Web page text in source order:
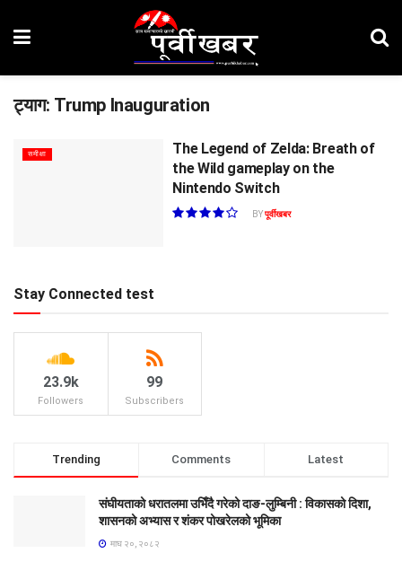
ट्याग: Trump Inauguration
समीक्षा
The Legend of Zelda: Breath of
the Wild gameplay on the
Nintendo Switch
BYपूर्वीखबर
Stay Connected test
23.9k
Followers
99
Subscribers
Trending Comments Latest
संघीयताको धरातलमा उभिँदै गरेको दाङ-लुम्बिनी : विकासको दिशा,
शासनको अभ्यास र शंकर पोखरेलको भूमिका
माघ २०, २०८२